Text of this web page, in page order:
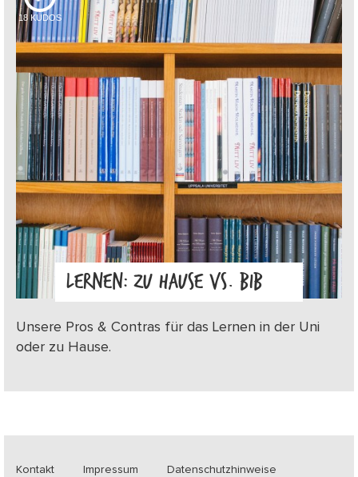
18 KUDOS
LERNEN: ZU HAUSE VS. BIB
Unsere Pros & Contras für das Lernen in der Uni
oder zu Hause.
Kontakt Impressum Datenschutzhinweise